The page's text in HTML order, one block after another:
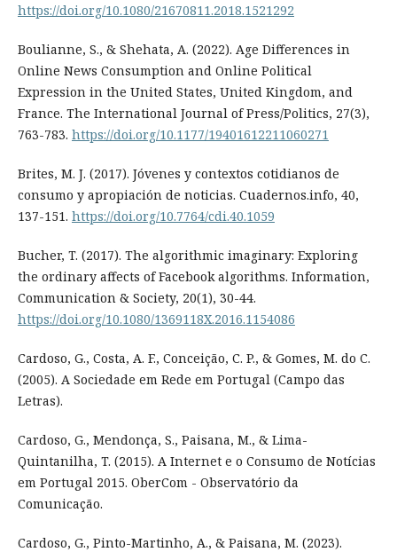
https://doi.org/10.1080/21670811.2018.1521292
Boulianne, S., & Shehata, A. (2022). Age Differences in
Online News Consumption and Online Political
Expression in the United States, United Kingdom, and
France. The International Journal of Press/Politics, 27(3),
763-783. https://doi.org/10.1177/19401612211060271
Brites, M. J. (2017). Jóvenes y contextos cotidianos de
consumo y apropiación de noticias. Cuadernos.info, 40,
137-151. https://doi.org/10.7764/cdi.40.1059
Bucher, T. (2017). The algorithmic imaginary: Exploring
the ordinary affects of Facebook algorithms. Information,
Communication & Society, 20(1), 30-44.
https://doi.org/10.1080/1369118X.2016.1154086
Cardoso, G., Costa, A. F., Conceição, C. P., & Gomes, M. do C.
(2005). A Sociedade em Rede em Portugal (Campo das
Letras).
Cardoso, G., Mendonça, S., Paisana, M., & Lima-
Quintanilha, T. (2015). A Internet e o Consumo de Notícias
em Portugal 2015. OberCom - Observatório da
Comunicação.
Cardoso, G., Pinto-Martinho, A., & Paisana, M. (2023).